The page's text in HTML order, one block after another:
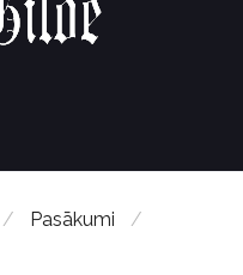
/ Pasākumi
/